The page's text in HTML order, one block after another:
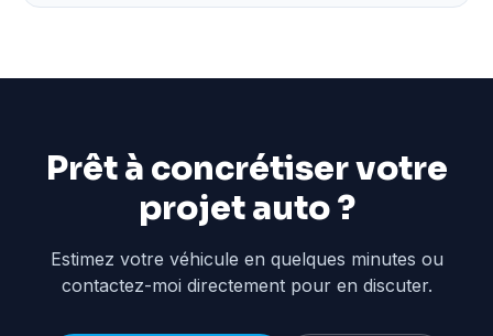
Prêt à concrétiser votre
projet auto ?
Estimez votre véhicule en quelques minutes ou
contactez-moi directement pour en discuter.